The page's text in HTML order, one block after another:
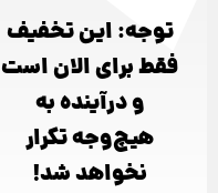
توجه: این تخفیف
فقط برای الان است
و درآینده به
هیچ‌وجه تکرار
نخواهد شد!